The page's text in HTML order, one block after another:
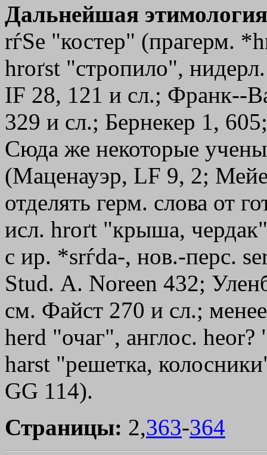
Дальнейшая
rѓЅе "костер" (прагерм.
hroґst "стропило",
IF 28, 121 и сл.; Франк--
329 и сл.; Бернекер 1,
Сюда же некоторые
(Маценауэр, LF 9, 2;
отделять герм. слова от
исл. hroґt "крыша,
с ир. *srѓda-, нов.-перс.
Stud. А. Nоrееn 432;
см. Файст 270 и сл.;
herd "очаг", англос.
harst "решетка,
GG 114).
Страницы: 2,363-364